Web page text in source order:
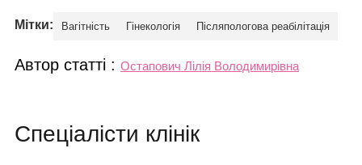
Мітки: Вагітність Гінекологія Післяпологова реабілітація
Автор статті : Остапович Лілія Володимирівна
Спеціалісти клінік